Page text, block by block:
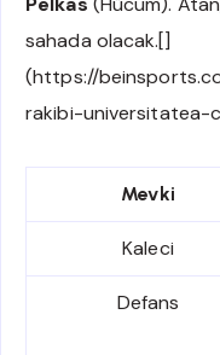
sahada olacak.[]
(https://
rakibi-universitatea-
Mevki
Kaleci
Defans